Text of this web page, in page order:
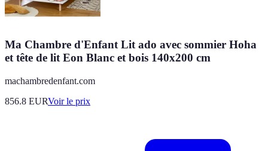
Ma Chambre d'Enfant Lit ado avec sommier Hoha
et tête de lit Eon Blanc et bois 140x200 cm
machambredenfant.com
856.8 EURVoir le prix